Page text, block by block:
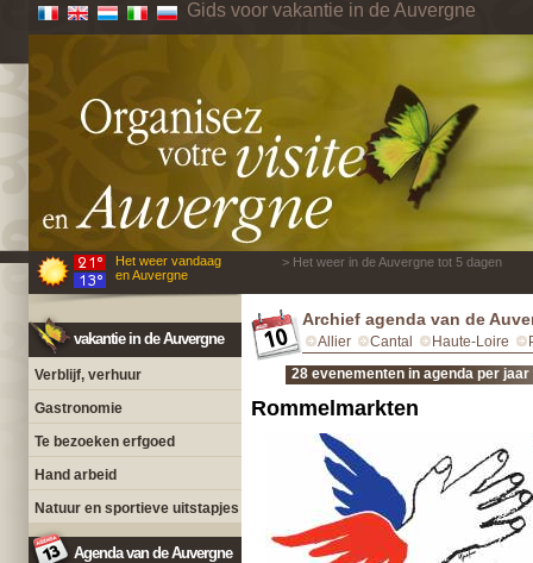
Gids voor vakantie in de Auvergne
Het weer vandaag
en Auvergne
> Het weer in de Auvergne tot 5 dagen
vakantie in de Auvergne
Verblijf, verhuur
Gastronomie
Te bezoeken erfgoed
Hand arbeid
Natuur en sportieve uitstapjes
Agenda van de Auvergne
Archief agenda van de
Allier Cantal Haute-Loire
28 evenementen in agenda per jaar
Rommelmarkten